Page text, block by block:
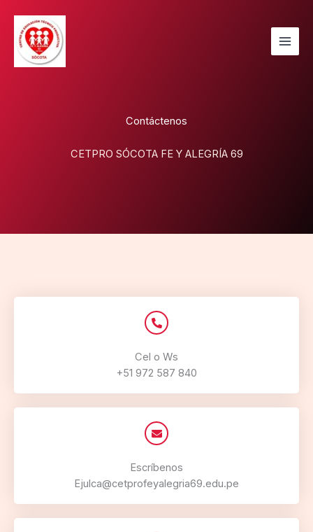
content
Contáctenos
CETPRO SÓCOTA FE Y ALEGRÍA 69
Cel o Ws
+51 972 587 840
Escríbenos
Ejulca@cetprofeyalegria69.edu.pe